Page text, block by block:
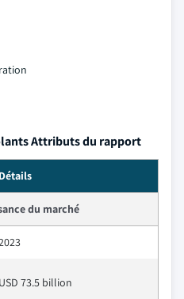
Attributs du rapport
Détails
du marché
USD 73.5 billion